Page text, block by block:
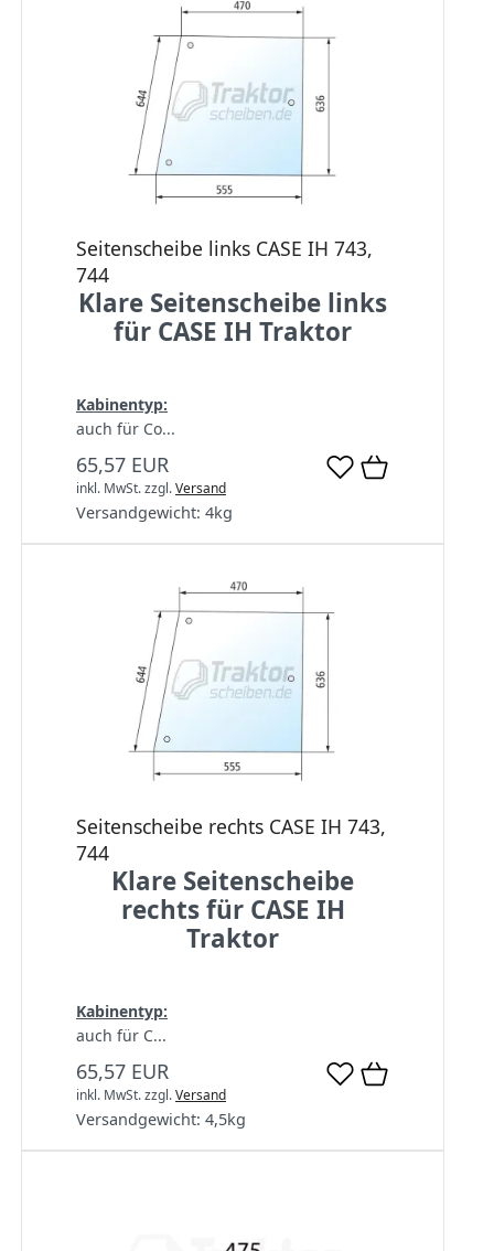
Seitenscheibe links CASE IH 743,
744
Klare Seitenscheibe links
für CASE IH Traktor
Kabinentyp:
auch für Co...
65,57 EUR
inkl. MwSt.zzgl.Versand
Versandgewicht: 4kg
Seitenscheibe rechts CASE IH 743,
744
Klare Seitenscheibe
rechts für CASE IH
Traktor
Kabinentyp:
auch für C...
65,57 EUR
inkl. MwSt.zzgl.Versand
Versandgewicht: 4,5kg